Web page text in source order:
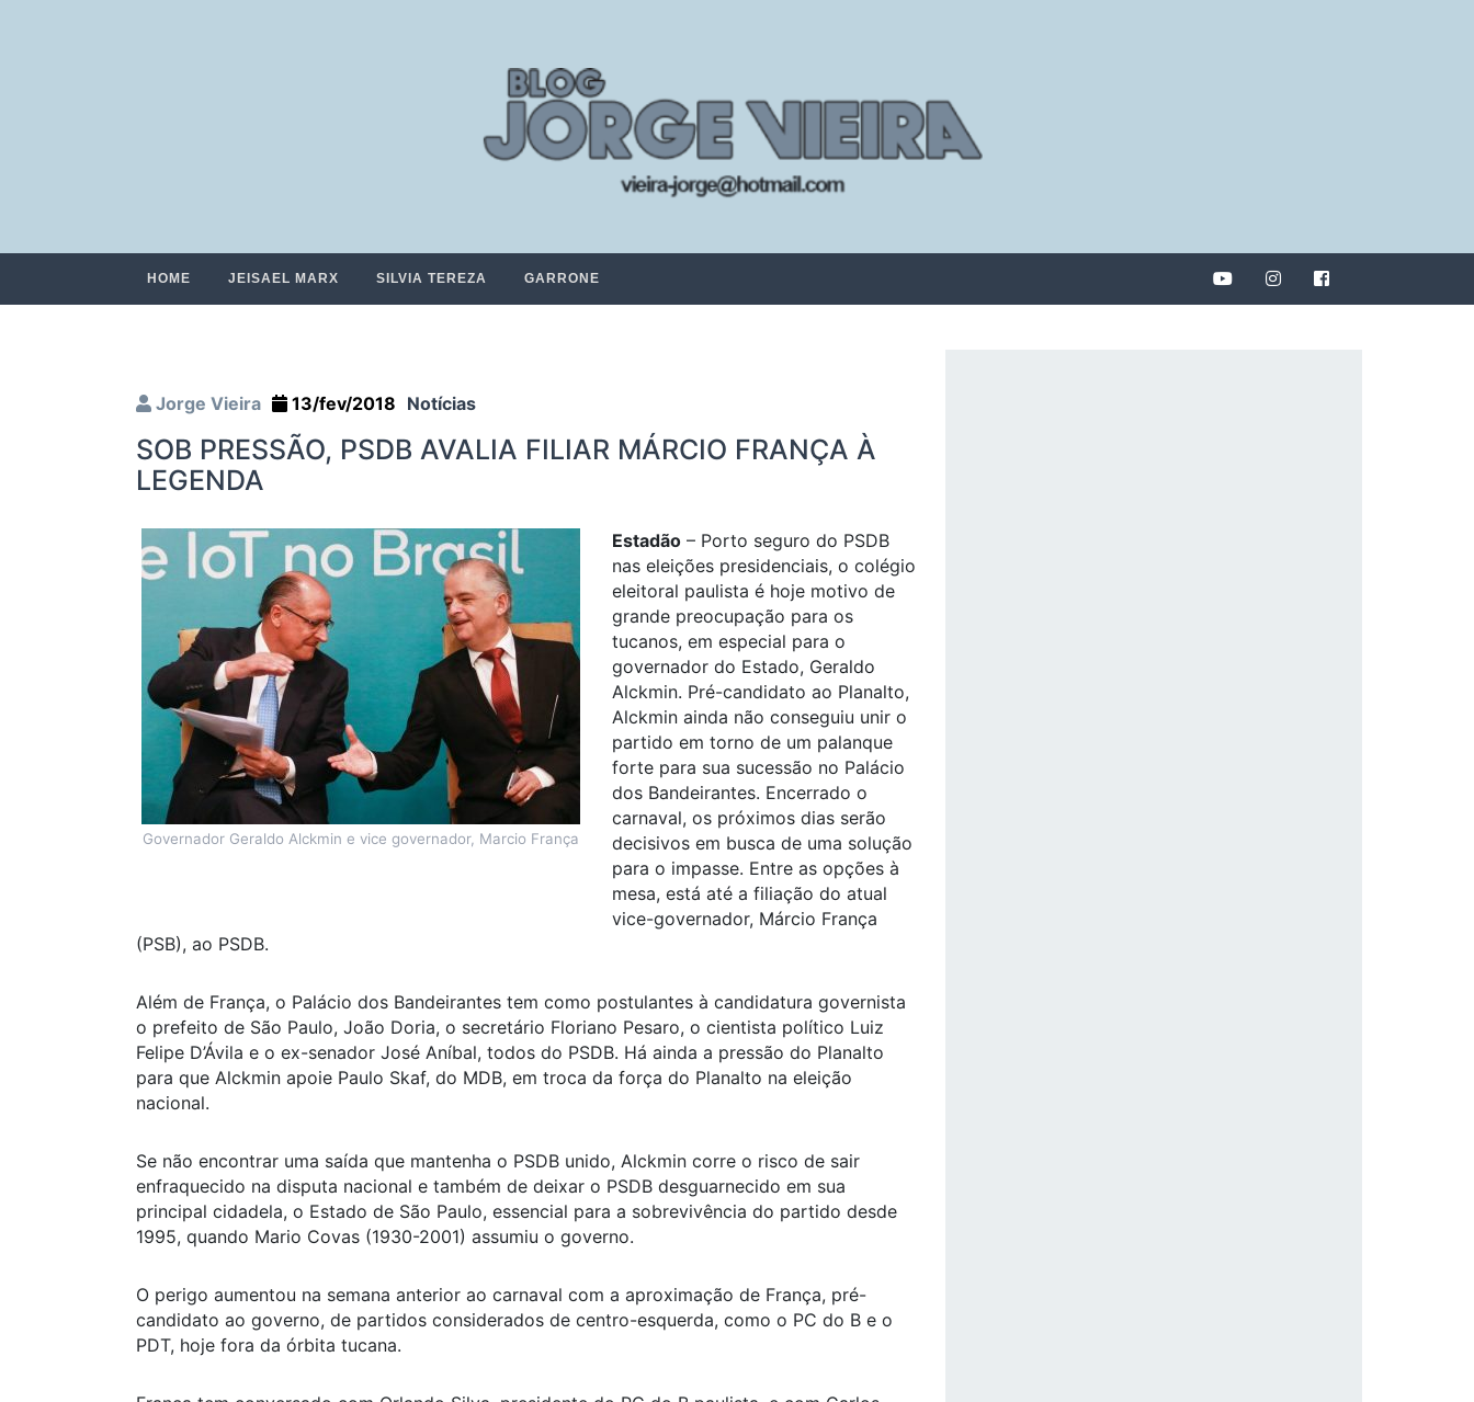
HOME JEISAEL MARX SILVIA TEREZA GARRONE
Jorge Vieira 13/fev/2018 Notícias
SOB PRESSÃO, PSDB AVALIA FILIAR MÁRCIO FRANÇA À
LEGENDA
Governador Geraldo Alckmin e vice governador, Marcio França
Estadão – Porto seguro do PSDB
nas eleições presidenciais, o colégio
eleitoral paulista é hoje motivo de
grande preocupação para os
tucanos, em especial para o
governador do Estado, Geraldo
Alckmin. Pré-candidato ao Planalto,
Alckmin ainda não conseguiu unir o
partido em torno de um palanque
forte para sua sucessão no Palácio
dos Bandeirantes. Encerrado o
carnaval, os próximos dias serão
decisivos em busca de uma solução
para o impasse. Entre as opções à
mesa, está até a filiação do atual
vice-governador, Márcio França
(PSB), ao PSDB.
Além de França, o Palácio dos Bandeirantes tem como postulantes à candidatura governista
o prefeito de São Paulo, João Doria, o secretário Floriano Pesaro, o cientista político Luiz
Felipe D’Ávila e o ex-senador José Aníbal, todos do PSDB. Há ainda a pressão do Planalto
para que Alckmin apoie Paulo Skaf, do MDB, em troca da força do Planalto na eleição
nacional.
Se não encontrar uma saída que mantenha o PSDB unido, Alckmin corre o risco de sair
enfraquecido na disputa nacional e também de deixar o PSDB desguarnecido em sua
principal cidadela, o Estado de São Paulo, essencial para a sobrevivência do partido desde
1995, quando Mario Covas (1930-2001) assumiu o governo.
O perigo aumentou na semana anterior ao carnaval com a aproximação de França, pré-
candidato ao governo, de partidos considerados de centro-esquerda, como o PC do B e o
PDT, hoje fora da órbita tucana.